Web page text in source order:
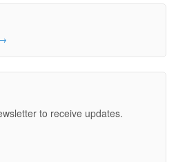
to receive updates.